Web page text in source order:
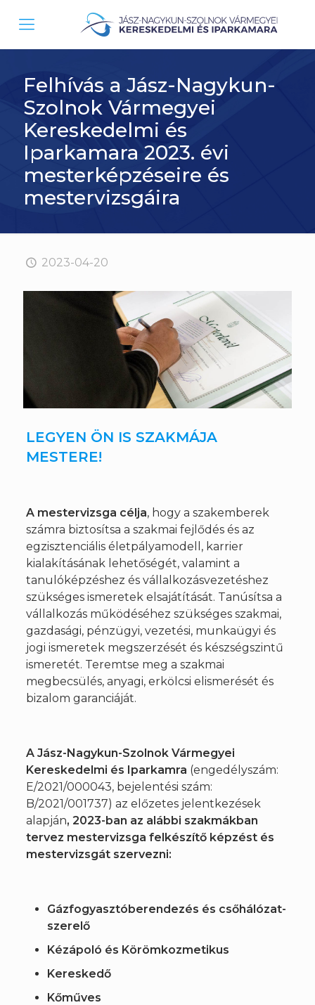
Felhívás a Jász-Nagykun-
Szolnok Vármegyei
Kereskedelmi és
Iparkamara 2023. évi
mesterképzéseire és
mestervizsgáira
2023-04-20
LEGYEN ÖN IS SZAKMÁJA
MESTERE!
A mestervizsga célja, hogy a szakemberek
számra biztosítsa a szakmai fejlődés és az
egzisztenciális életpályamodell, karrier
kialakításának lehetőségét, valamint a
tanulóképzéshez és vállalkozásvezetéshez
szükséges ismeretek elsajátítását. Tanúsítsa a
vállalkozás működéséhez szükséges szakmai,
gazdasági, pénzügyi, vezetési, munkaügyi és
jogi ismeretek megszerzését és készségszintű
ismeretét. Teremtse meg a szakmai
megbecsülés, anyagi, erkölcsi elismerését és
bizalom garanciáját.
A Jász-Nagykun-Szolnok Vármegyei
Kereskedelmi és Iparkamra (engedélyszám:
E/2021/000043, bejelentési szám:
B/2021/001737) az előzetes jelentkezések
alapján, 2023-ban az alábbi szakmákban
tervez mestervizsga felkészítő képzést és
mestervizsgát szervezni:
Gázfogyasztóberendezés és csőhálózat-
szerelő
Kézápoló és Körömkozmetikus
Kereskedő
Kőműves